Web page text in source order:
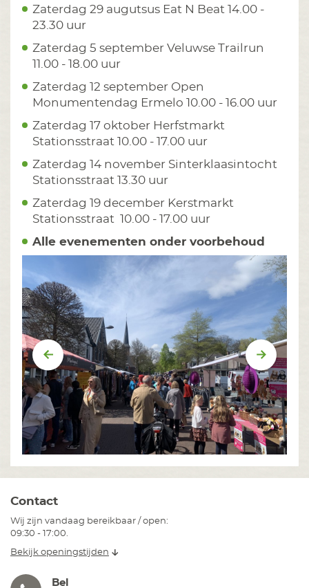
Zaterdag 29 augutsus Eat N Beat 14.00 -
23.30 uur
Zaterdag 5 september Veluwse Trailrun
11.00 - 18.00 uur
Zaterdag 12 september Open
Monumentendag Ermelo 10.00 - 16.00 uur
Zaterdag 17 oktober Herfstmarkt
Stationsstraat 10.00 - 17.00 uur
Zaterdag 14 november Sinterklaasintocht
Stationsstraat 13.30 uur
Zaterdag 19 december Kerstmarkt
Stationsstraat 10.00 - 17.00 uur
Alle evenementen onder voorbehoud
Vorige
Bel
Contact
Wij zijn vandaag bereikbaar / open:
09:30 - 17:00.
Bekijk openingstijden